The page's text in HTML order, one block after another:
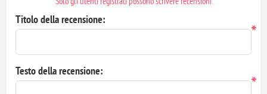
Titolo della recensione:
*
Testo della recensione:
*